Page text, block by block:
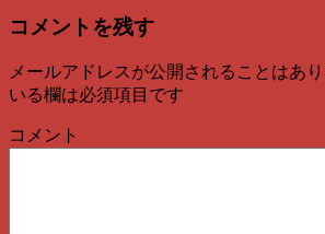
コメントを残す
メールアドレスが公開されることはあり
いる欄は必須項目です
コメント